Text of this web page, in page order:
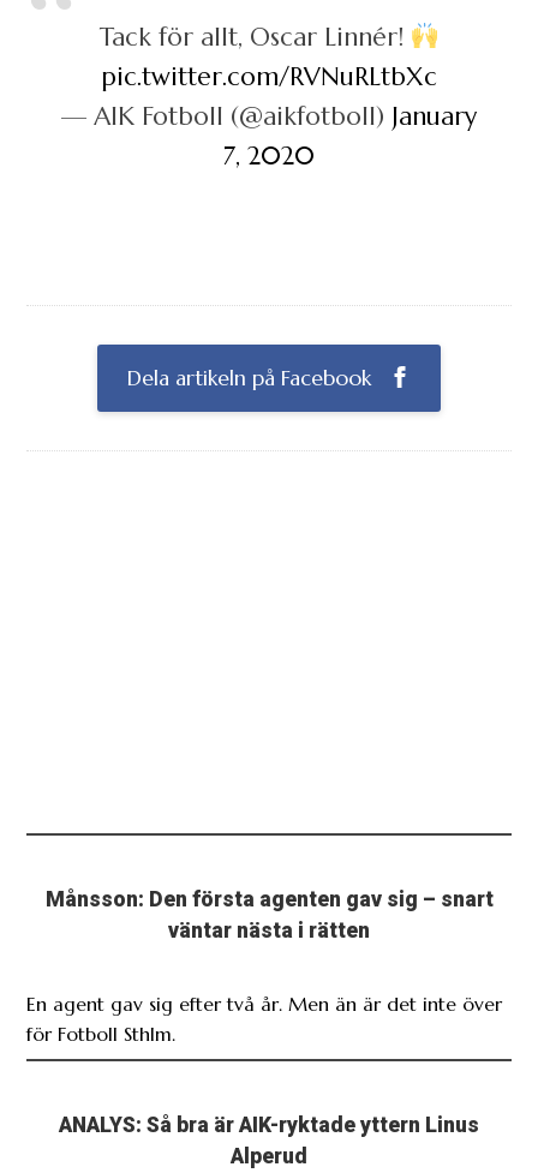
Tack för allt, Oscar Linnér!
pic.twitter.com/RVNuRLtbXc
— AIK Fotboll (@aikfotboll) January
7, 2020
Dela artikeln på Facebook
Månsson: Den första agenten gav sig – snart
väntar nästa i rätten
En agent gav sig efter två år. Men än är det inte över
för Fotboll Sthlm.
ANALYS: Så bra är AIK-ryktade yttern Linus
Alperud